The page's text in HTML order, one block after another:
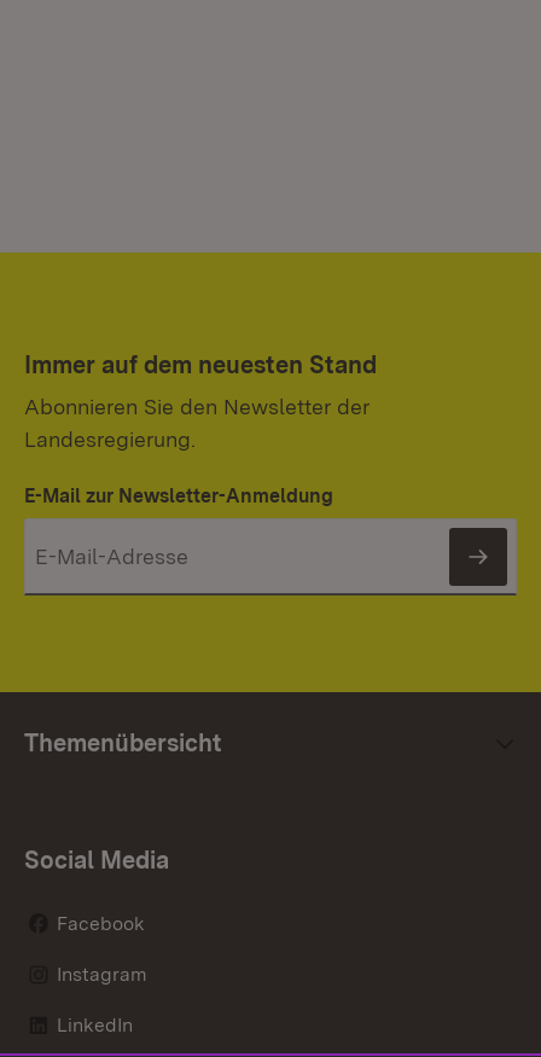
Immer auf dem neuesten Stand
Abonnieren Sie den Newsletter der
Landesregierung.
E-Mail zur Newsletter-Anmeldung
Themenübersicht
Social Media
Facebook
Instagram
LinkedIn